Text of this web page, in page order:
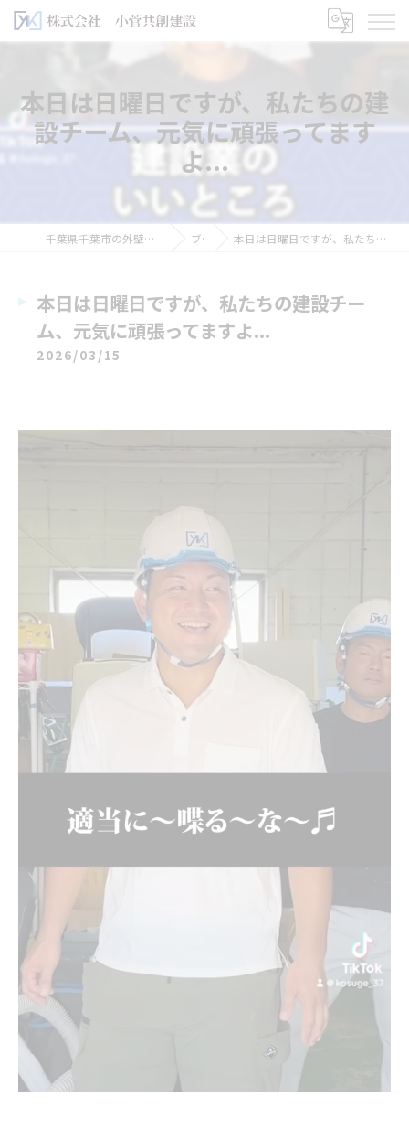
本日は日曜日ですが、私たちの建
設チーム、元気に頑張ってます
よ...
千葉県千葉市の外壁塗装なら株式会社小菅共創建設 ブログ 本日は日曜日ですが、私たちの建設チーム、元気に頑張ってますよ...
本日は日曜日ですが、私たちの建設チー
ム、元気に頑張ってますよ...
2026/03/15